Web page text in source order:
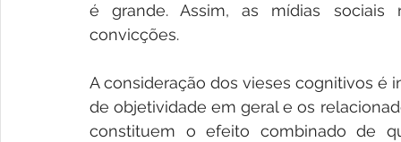
é grande. Assim, as mídias sociais
convicções.
A consideração dos vieses cognitivos é
de objetividade em geral e os
constituem o efeito combinado de